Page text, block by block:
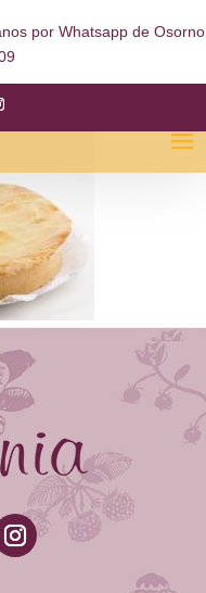
por Whatsapp de Osorno